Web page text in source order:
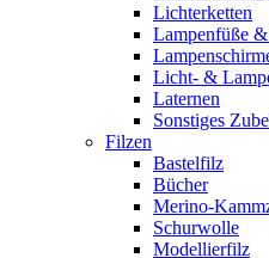
Lichterketten
Lampenfüße &
Licht- &
Laternen
Sonstiges
Filzen
Bastelfilz
Bücher
Merino-
Schurwolle
Modellierfilz